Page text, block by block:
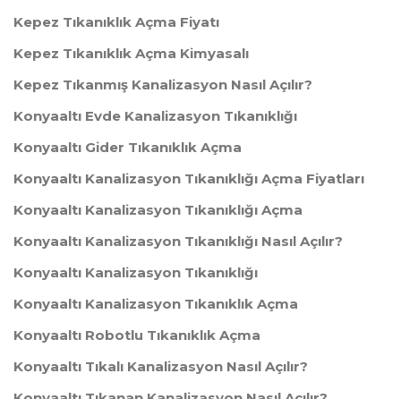
Kepez Tıkanıklık Açma Fiyatı
Kepez Tıkanıklık Açma Kimyasalı
Kepez Tıkanmış Kanalizasyon Nasıl Açılır?
Konyaaltı Evde Kanalizasyon Tıkanıklığı
Konyaaltı Gider Tıkanıklık Açma
Konyaaltı Kanalizasyon Tıkanıklığı Açma Fiyatları
Konyaaltı Kanalizasyon Tıkanıklığı Açma
Konyaaltı Kanalizasyon Tıkanıklığı Nasıl Açılır?
Konyaaltı Kanalizasyon Tıkanıklığı
Konyaaltı Kanalizasyon Tıkanıklık Açma
Konyaaltı Robotlu Tıkanıklık Açma
Konyaaltı Tıkalı Kanalizasyon Nasıl Açılır?